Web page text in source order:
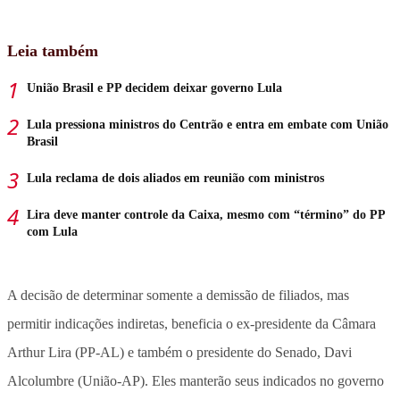
Leia também
União Brasil e PP decidem deixar governo Lula
Lula pressiona ministros do Centrão e entra em embate com União
Brasil
Lula reclama de dois aliados em reunião com ministros
Lira deve manter controle da Caixa, mesmo com “término” do PP
com Lula
A decisão de determinar somente a demissão de filiados, mas
permitir indicações indiretas, beneficia o ex-presidente da Câmara
Arthur Lira (PP-AL) e também o presidente do Senado, Davi
Alcolumbre (União-AP). Eles manterão seus indicados no governo